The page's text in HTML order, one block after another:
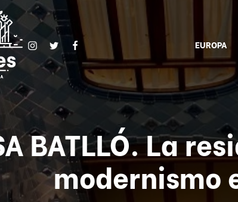
EUROPA
BATLLÓ. La
modernismo